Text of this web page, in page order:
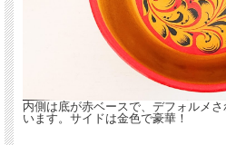
内側は底が赤ベースで、デフォルメ
います。サイドは金色で豪華！